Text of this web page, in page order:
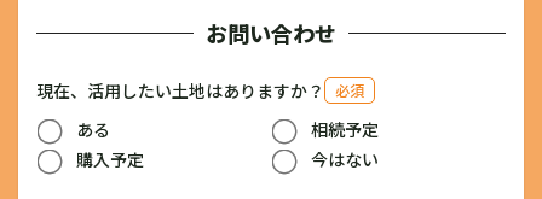
お問い合わせ
必須
現在、活用したい土地はありますか？
ある
相続予定
購入予定
今はない